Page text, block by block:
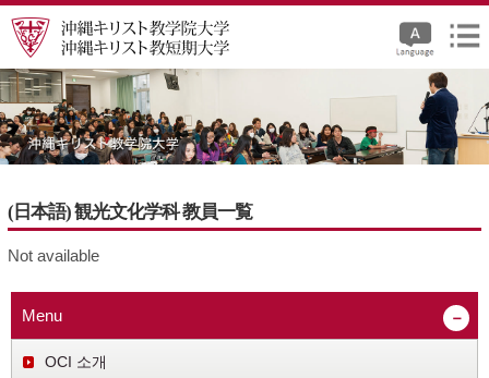
(日本語) 観光文化学科 教員一覧
Not available
Menu
OCI 소개